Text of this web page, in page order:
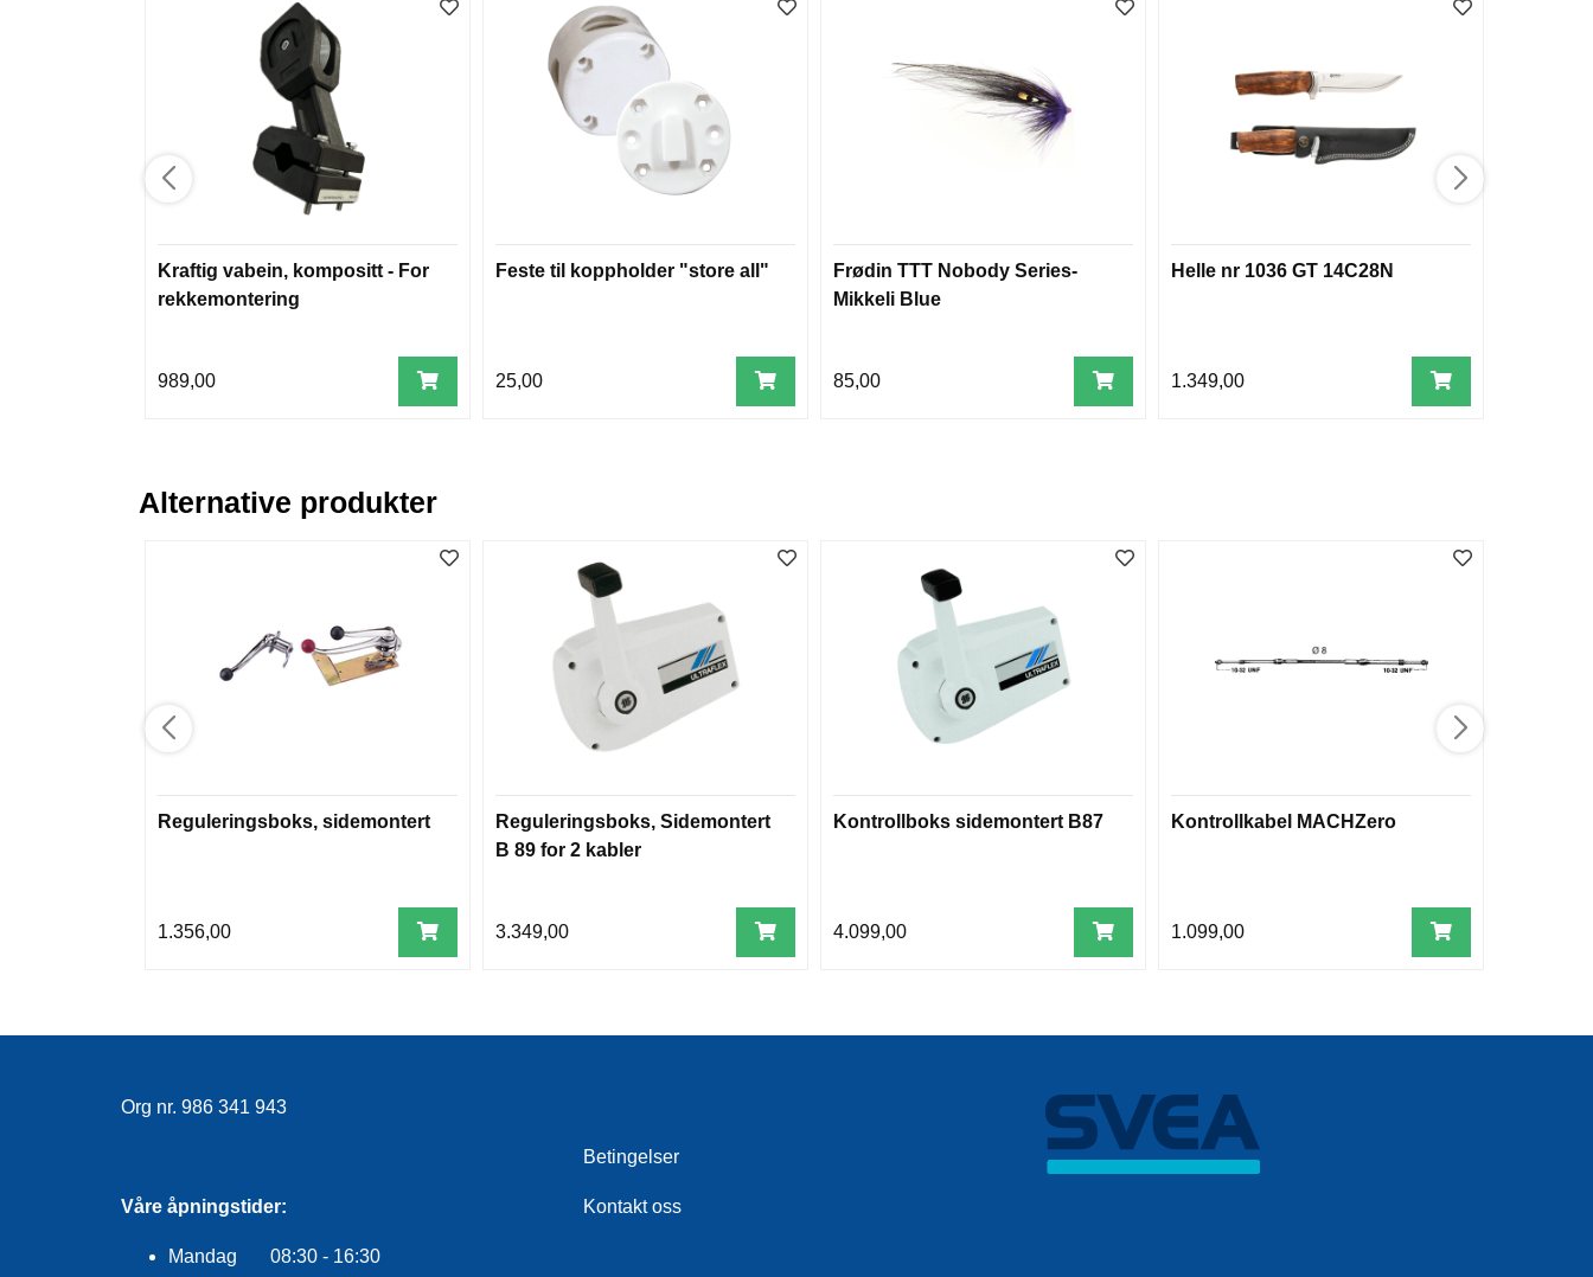
Kraftig vabein, kompositt - For
rekkemontering
989,00
Feste til koppholder "store all"
25,00
Frødin TTT Nobody Series-
Mikkeli Blue
85,00
Helle nr 1036 GT 14C28N
1.349,00
Alternative produkter
Reguleringsboks, sidemontert
1.356,00
Reguleringsboks, Sidemontert
B 89 for 2 kabler
3.349,00
Kontrollboks sidemontert B87
4.099,00
Kontrollkabel MACHZero
1.099,00
Org nr. 986 341 943
Våre åpningstider:
Mandag 08:30 - 16:30
Betingelser
Kontakt oss